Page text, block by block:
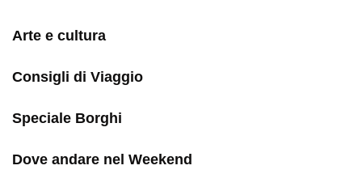
Arte e cultura
Consigli di Viaggio
Speciale Borghi
Dove andare nel Weekend